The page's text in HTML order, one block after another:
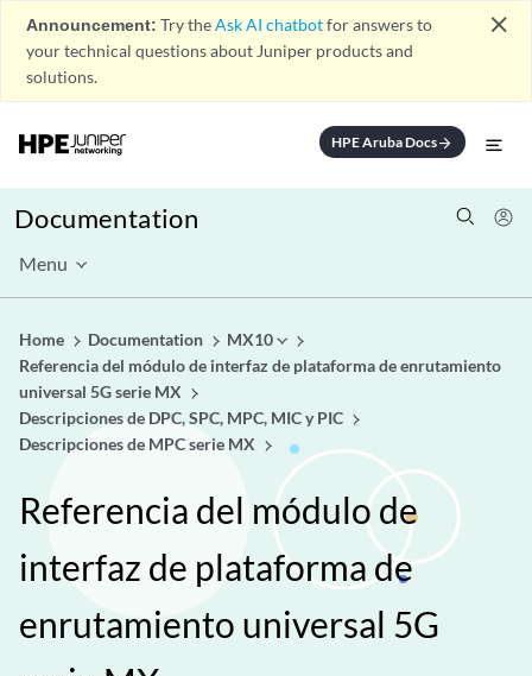
Announcement: Try theAsk AI chatbotfor answers to
your technical questions about Juniper products and
solutions.
close
HPE Aruba Docsarrow_forward
Documentation
Menu
Home Documentation
MX10
Referencia del módulo de interfaz de plataforma de enrutamiento
universal 5G serie MX
Descripciones de DPC, SPC, MPC, MIC y PIC
Descripciones de MPC serie MX
Referencia del módulo de
interfaz de plataforma de
enrutamiento universal 5G